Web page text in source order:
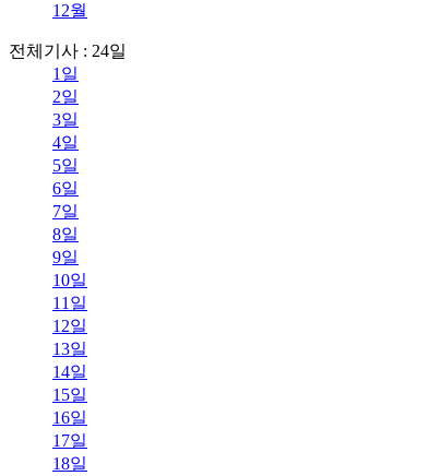
12월
전체기사 : 24일
1일
2일
3일
4일
5일
6일
7일
8일
9일
10일
11일
12일
13일
14일
15일
16일
17일
18일